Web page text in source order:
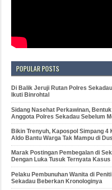
POPULAR POSTS
Di Balik Jeruji Rutan Polres
Ikuti Binrohtal
Sidang Nasehat Perkawinan,
Anggota Polres Sekadau Sebelum
Bikin Trenyuh, Kapospol Simpang
Aldo Bantu Warga Tak Mampu di
Marak Postingan Pembegalan di
Dengan Luka Tusuk Ternyata
Pelaku Pembunuhan Wanita di
Sekadau Beberkan Kronologinya